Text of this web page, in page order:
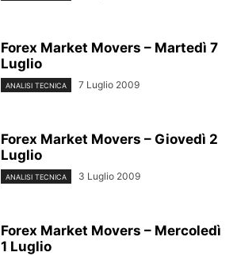
Forex Market Movers – Martedì 7
Luglio
ANALISI TECNICA 7 Luglio 2009
Forex Market Movers – Giovedì 2
Luglio
ANALISI TECNICA 3 Luglio 2009
Forex Market Movers – Mercoledì
1 Luglio